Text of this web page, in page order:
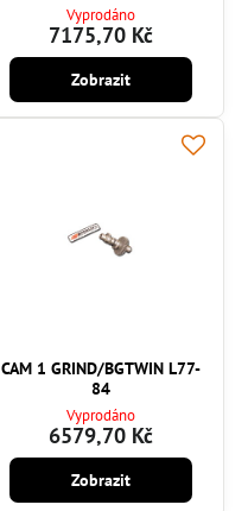
Vyprodáno
7175,70 Kč
Zobrazit
CAM 1 GRIND/BGTWIN L77-
84
Vyprodáno
6579,70 Kč
Zobrazit